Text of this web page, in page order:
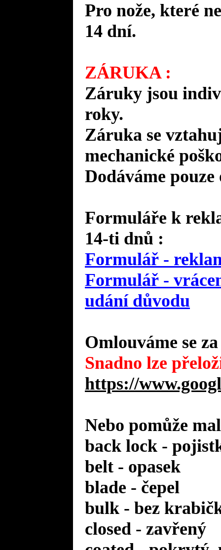
Pro nože, které
14 dní.
ZÁRUKA :
Záruky jsou
roky.
Záruka se
mechanické
Dodáváme
Formuláře k
14-ti dnů :
Formulář -
Formulář -
udání důvodu
Omlouváme se
Snadno lze
https://
Nebo pomůže
back lock -
belt - opasek
blade - čepel
bulk - bez
closed - zavřený